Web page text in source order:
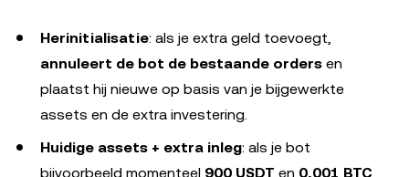
Herinitialisatie: als je extra geld toevoegt,
annuleert de bot de bestaande orders en
plaatst hij nieuwe op basis van je bijgewerkte
assets en de extra investering.
Huidige assets + extra inleg: als je bot
bijvoorbeeld momenteel 900 USDT en 0,001 BTC